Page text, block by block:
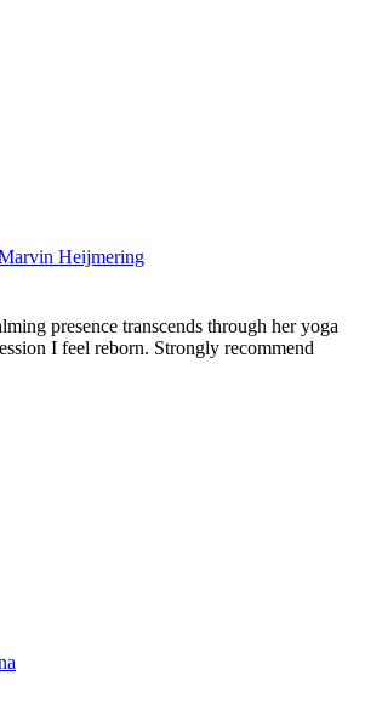
Heijmering
presence transcends through her yoga
I feel reborn. Strongly recommend